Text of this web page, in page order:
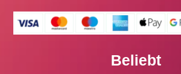
Beliebt